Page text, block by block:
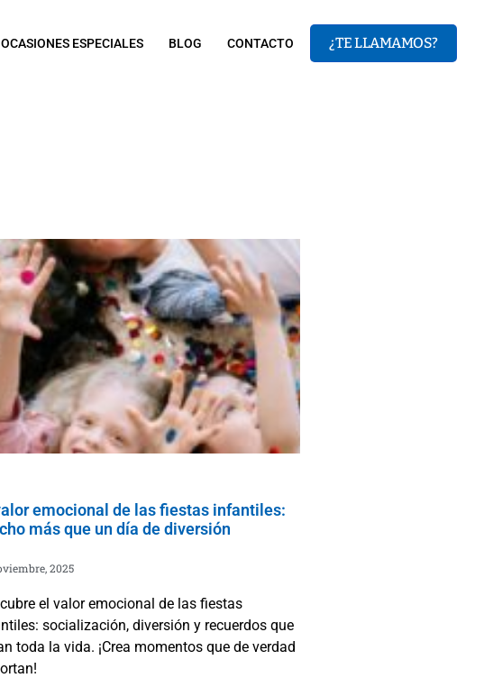
OCASIONES ESPECIALES BLOG CONTACTO ¿TE LLAMAMOS?
emocional de las fiestas infantiles:
más que un día de diversión
2025
el valor emocional de las fiestas
socialización, diversión y recuerdos que
toda la vida. ¡Crea momentos que de verdad